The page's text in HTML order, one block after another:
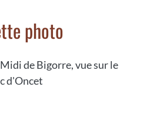
photo
de Bigorre, vue sur le
d'Oncet